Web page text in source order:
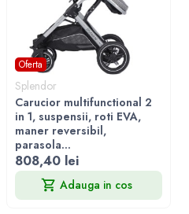
Oferta
Splendor
Carucior multifunctional 2
in 1, suspensii, roti EVA,
maner reversibil,
parasola...
808,40 lei
Adauga in cos